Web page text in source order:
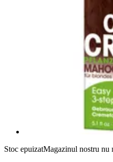
Stoc epuizatMagazinul nostru nu